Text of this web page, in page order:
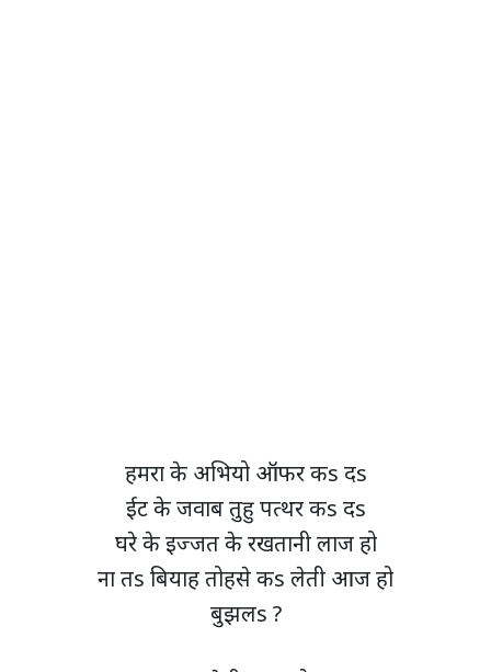
हमरा के अभियो ऑफर कs दs
ईट के जवाब तुहु पत्थर कs दs
घरे के इज्जत के रखतानी लाज हो
ना तs बियाह तोहसे कs लेती आज हो
बुझलs ?